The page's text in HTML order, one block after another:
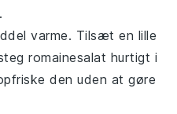
varme. Tilsæt en lille
romainesalat hurtigt i
den uden at gøre